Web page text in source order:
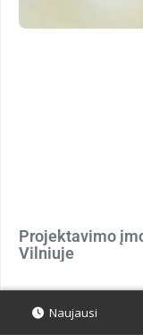
Projektavimo
Vilniuje
Naujausi